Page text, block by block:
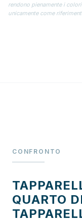
rendono pienamente i
unicamente come
CONFRONTO
QUARTO